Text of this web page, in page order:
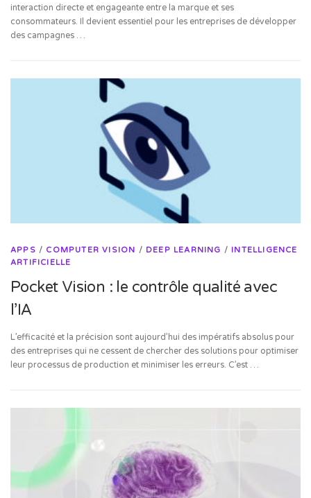
interaction directe et engageante entre la marque et ses
consommateurs. Il devient essentiel pour les entreprises de développer
des campagnes …
APPS / COMPUTER VISION / DEEP LEARNING / INTELLIGENCE
ARTIFICIELLE
Pocket Vision : le contrôle qualité avec
l’IA
L’efficacité et la précision sont aujourd’hui des impératifs absolus pour
des entreprises qui ne cessent de chercher des solutions pour optimiser
leur processus de production et minimiser les erreurs. C’est …